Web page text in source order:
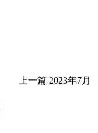
上一篇 2023年7月